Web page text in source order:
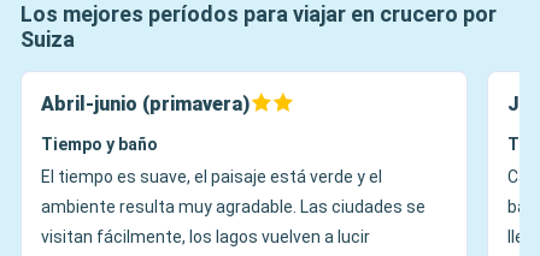
Los mejores períodos para viajar en crucero por
Suiza
Abril-junio (primavera)
Tiempo y baño
El tiempo es suave, el paisaje está verde y el
ambiente resulta muy agradable. Las ciudades se
visitan fácilmente, los lagos vuelven a lucir